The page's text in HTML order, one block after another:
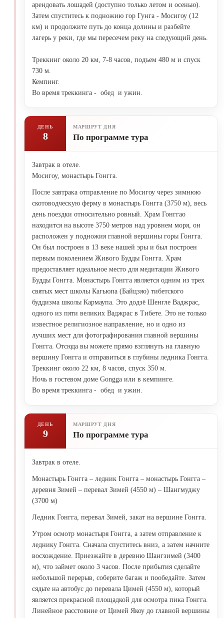
арендовать лошадей (доступно только летом и осенью).
Затем спуститесь к подножию гор Гунга - Мосигоу (12
км) и продолжите путь до конца долины и разбейте
лагерь у реки, где мы пересечем реку на следующий день.
Треккинг около 20 км, 7-8 часов, подъем 480 м и спуск
730 м.
Кемпинг.
Во время треккинга - обед и ужин.
ДЕНЬ
8
МАРШРУТ ДНЯ
По программе тура
Завтрак в отеле.
Мосигоу, монастырь Гонгга.
После завтрака отправление по Мосигоу через зимнюю
скотоводческую ферму в монастырь Гонгга (3750 м), весь
день поездки относительно ровный. Храм Гонггао
находится на высоте 3750 метров над уровнем моря, он
расположен у подножия главной вершины горы Гонгга.
Он был построен в 13 веке нашей эры и был построен
первым поколением Живого Будды Гонгга. Храм
предоставляет идеальное место для медитации Живого
Будды Гонгга. Монастырь Гонгга является одним из трех
святых мест школы Кагьюпа (Байцзяо) тибетского
буддизма школы Кармаупа. Это додзё Шенгле Ваджрас,
одного из пяти великих Ваджрас в Тибете. Это не только
известное религиозное направление, но и одно из
лучших мест для фотографирования главной вершины
Гонгга. Отсюда вы можете прямо взглянуть на главную
вершину Гонгга и отправиться в глубины ледника Гонгга.
Треккинг около 22 км, 8 часов, спуск 350 м.
Ночь в гостевом доме Gongga или в кемпинге.
Во время треккинга - обед и ужин.
ДЕНЬ
9
МАРШРУТ ДНЯ
По программе тура
Завтрак в отеле.
Монастырь Гонгга – ледник Гонгга – монастырь Гонгга –
деревня Зимей – перевал Зимей (4550 м) – Шангмуджу
(3700 м)
Ледник Гонгга, перевал Зимей, закат на вершине Гонгга.
Утром осмотр монастыря Гонгга, а затем отправление к
леднику Гонгга. Сначала спуститесь вниз, а затем начните
восхождение. Приезжайте в деревню Шангзимей (3400
м), что займет около 3 часов. После прибытия сделайте
небольшой перерыв, соберите багаж и пообедайте. Затем
сядьте на автобус до перевала Цимей (4550 м), который
является прекрасной площадкой для осмотра пика Гонгга.
Линейное расстояние от Цимей Якоу до главной вершины